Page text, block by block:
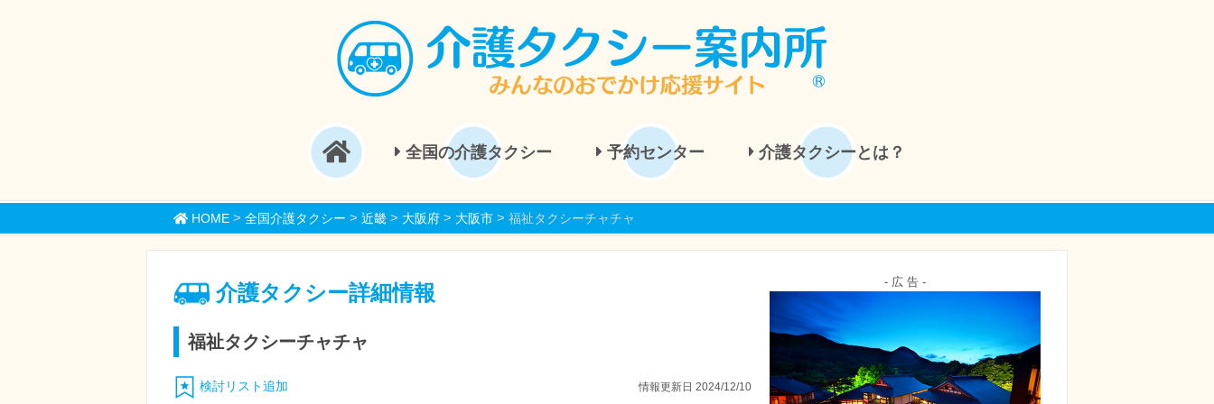
全国の介護タクシー 予約センター 介護タクシーとは？
HOME> 全国介護タクシー > 近畿> 大阪府> 大阪市> 福祉タクシーチャチャ
介護タクシー詳細情報
福祉タクシーチャチャ
検討リスト追加 情報更新日 2024/12/10
- 広 告 -